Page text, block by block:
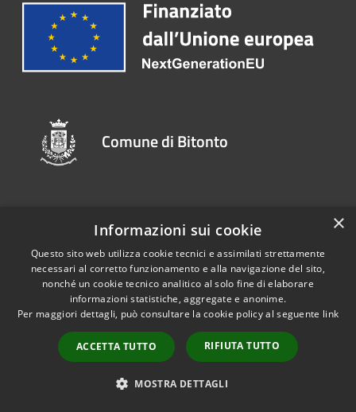
Comune di Bitonto
Youtube
AMMINISTRAZIONE
Organi di Governo
Aree Amministrative
×
Informazioni sui cookie
Questo sito web utilizza cookie tecnici e assimilati strettamente
necessari al corretto funzionamento e alla navigazione del sito,
nonché un cookie tecnico analitico al solo fine di elaborare
informazioni statistiche, aggregate e anonime.
Per maggiori dettagli, può consultare la cookie policy al seguente link
ACCETTA TUTTO RIFIUTA TUTTO
MOSTRA DETTAGLI